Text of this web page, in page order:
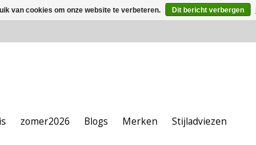
zomer2026 Blogs Merken Stijladviezen
van cookies om onze website te verbeteren. Dit bericht verbergen